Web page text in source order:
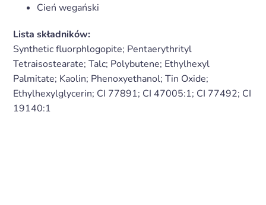
Cień wegański
Lista składników:
Synthetic fluorphlogopite; Pentaerythrityl
Tetraisostearate; Talc; Polybutene; Ethylhexyl
Palmitate; Kaolin; Phenoxyethanol; Tin Oxide;
Ethylhexylglycerin; CI 77891; CI 47005:1; CI 77492; CI
19140:1